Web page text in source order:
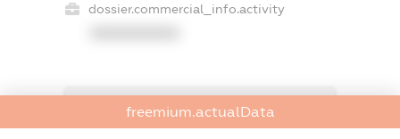
dossier.commercial_info.activity
freemium.exampleText_1
freemium.exampleText_2
freemium.actualData